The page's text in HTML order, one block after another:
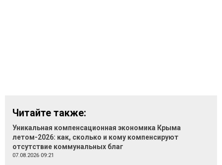
Читайте также:
Уникальная компенсационная экономика Крыма
летом-2026: как, сколько и кому компенсируют
отсутствие коммунальных благ
07.08.2026 09:21